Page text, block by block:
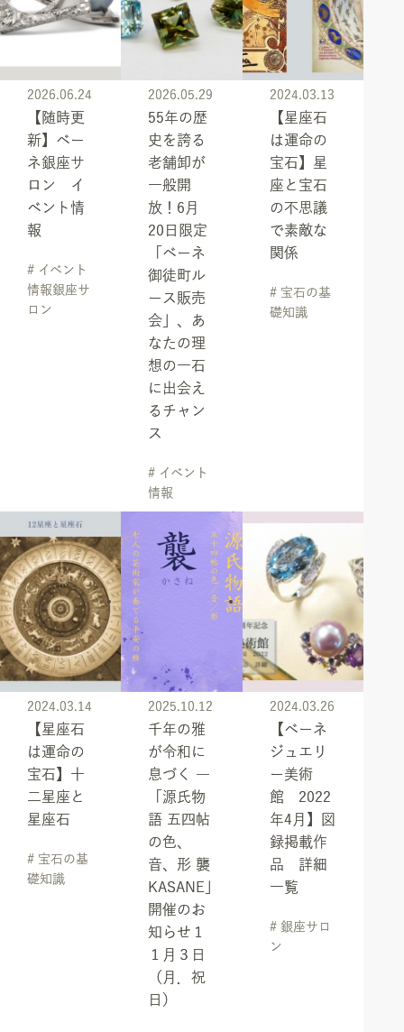
2026.06.24
【随時更
新】ベー
ネ銀座サ
ロン イ
ベント情
報
# イベント
情報銀座サ
ロン
2026.05.29
55年の歴
史を誇る
老舗卸が
一般開
放！6月
20日限定
「ベーネ
御徒町ル
ース販売
会」、あ
なたの理
想の一石
に出会え
るチャン
ス
# イベント
情報
2024.03.13
【星座石
は運命の
宝石】星
座と宝石
の不思議
で素敵な
関係
# 宝石の基
礎知識
2024.03.14
【星座石
は運命の
宝石】十
二星座と
星座石
# 宝石の基
礎知識
2025.10.12
千年の雅
が令和に
息づく ―
「源氏物
語 五四帖
の色、
音、形 襲
KASANE」
開催のお
知らせ１
１月３日
（月．祝
日）
2024.03.26
【ベーネ
ジュエリ
ー美術
館 2022
年4月】図
録掲載作
品 詳細
一覧
# 銀座サロ
ン